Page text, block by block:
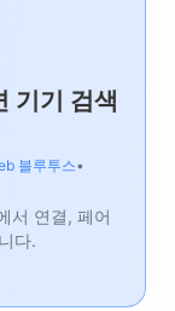
기기 검색
블루투스•
서 연결, 페어
다.